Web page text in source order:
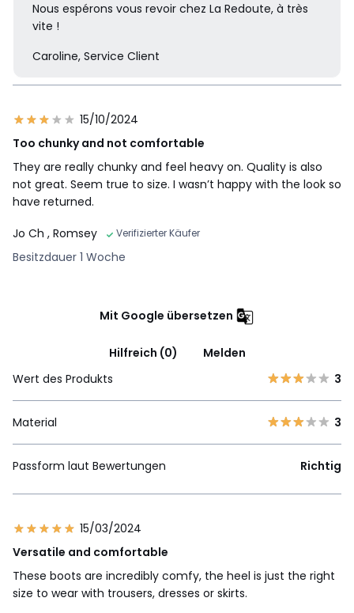
Nous espérons vous revoir chez La Redoute, à très
vite !
Caroline, Service Client
15/10/2024
Too chunky and not comfortable
They are really chunky and feel heavy on. Quality is also
not great. Seem true to size. I wasn’t happy with the look so
have returned.
Jo Ch , Romsey Verifizierter Käufer
Besitzdauer 1 Woche
Mit Google übersetzen
Hilfreich (0)
Melden
Wert des Produkts
3
Material 3
Passform laut Bewertungen Richtig
15/03/2024
Versatile and comfortable
These boots are incredibly comfy, the heel is just the right
size to wear with trousers, dresses or skirts.